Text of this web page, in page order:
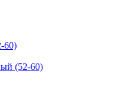
(52-60)